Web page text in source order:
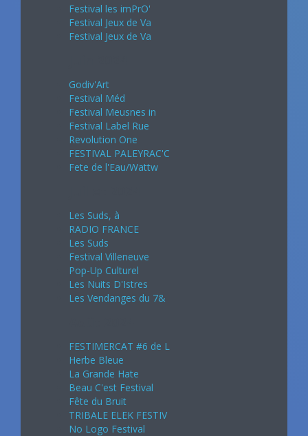
Festival les imPrO'
Festival Jeux de Va
Festival Jeux de Va
Godiv'Art
Festival Méd
Festival Meusnes in
Festival Label Rue
Revolution One
FESTIVAL PALEYRAC'C
Fete de l'Eau/Wattw
Les Suds, à
RADIO FRANCE
Les Suds
Festival Villeneuve
Pop-Up Culturel
Les Nuits D'Istres
Les Vendanges du 7&
FESTIMERCAT #6 de L
Herbe Bleue
La Grande Hate
Beau C'est Festival
Fête du Bruit
TRIBALE ELEK FESTIV
No Logo Festival